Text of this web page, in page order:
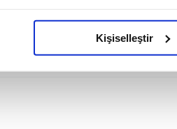
için İnternet Sitemizde
Kişiselleştir